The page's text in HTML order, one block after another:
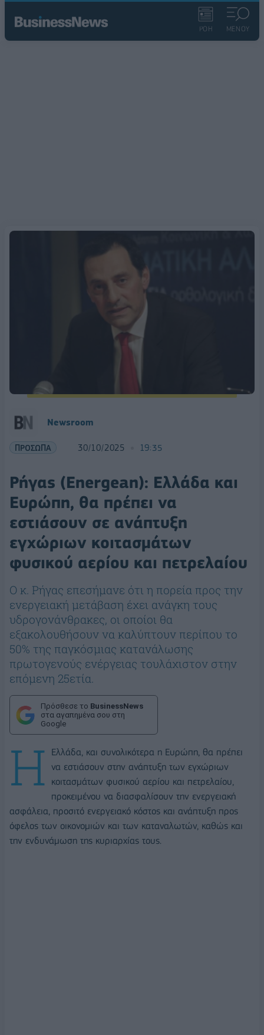
ΡΟΗ ΜΕΝΟΥ
Newsroom
ΠΡΟΣΩΠΑ 30/10/2025 19:35
Ρήγας (Energean): Ελλάδα και
Ευρώπη, θα πρέπει να
εστιάσουν σε ανάπτυξη
εγχώριων κοιτασμάτων
φυσικού αερίου και πετρελαίου
Ο κ. Ρήγας επεσήμανε ότι η πορεία προς την
ενεργειακή μετάβαση έχει ανάγκη τους
υδρογονάνθρακες, οι οποίοι θα
εξακολουθήσουν να καλύπτουν περίπου το
50% της παγκόσμιας κατανάλωσης
πρωτογενούς ενέργειας τουλάχιστον στην
επόμενη 25ετία.
Πρόσθεσε το BusinessNews
στα αγαπημένα σου στη
Google
Η
Ελλάδα, και συνολικότερα η Ευρώπη, θα πρέπει
να εστιάσουν στην ανάπτυξη των εγχώριων
κοιτασμάτων φυσικού αερίου και πετρελαίου,
προκειμένου να διασφαλίσουν την ενεργειακή
ασφάλεια, προσιτό ενεργειακό κόστος και ανάπτυξη προς
όφελος των οικονομιών και των καταναλωτών, καθώς και
την ενδυνάμωση της κυριαρχίας τους.